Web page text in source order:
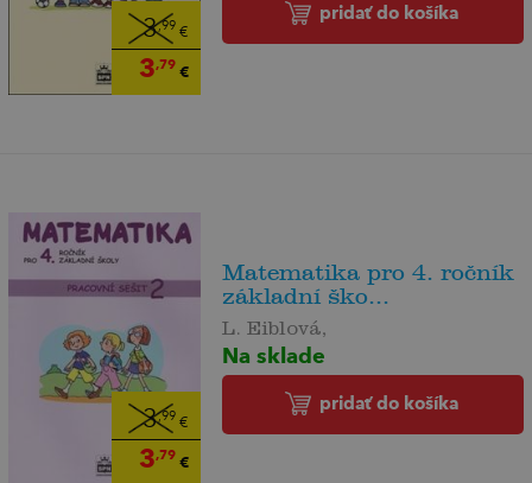
3,99 €
3,79 €
pridať do košíka
3,99 €
3,79 €
Matematika pro 4. ročník
základní ško...
L. Eiblová,
Na sklade
pridať do košíka